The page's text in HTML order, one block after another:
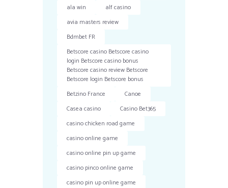
ala win
alf casino
avia masters review
Bdmbet FR
Betscore casino Betscore casino
login Betscore casino bonus
Betscore casino review Betscore
Betscore login Betscore bonus
Betzino France
Canoe
Casea casino
Casino Bet365
casino chicken road game
casino online game
casino online pin up game
casino pinco online game
casino pin up online game